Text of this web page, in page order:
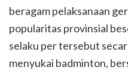
beragam pelaksanaan
popularitas provinsial
selaku per tersebut
menyukai badminton,